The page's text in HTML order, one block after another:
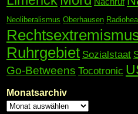
Neoliberalismus Oberhausen
Ruhrgebiet Sozialstaat
Go-Betweens Tocotronic
Monatsarchiv